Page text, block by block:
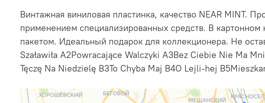
Винтажная виниловая пластинка, качество NEAR MINT.
применением специализированных средств. В картонном
пакетом. Идеальный подарок для коллекционера. Не
Szaławiła A2Powracające Walczyki A3Bez Ciebie Nie Ma
Tęczę Na Niedzielę B3To Chyba Maj B4O Lejli-hej